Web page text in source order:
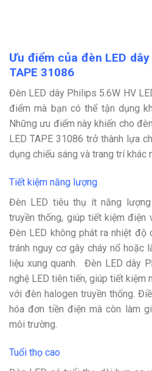
Ưu điểm của đèn LED
TAPE 31086
Đèn LED dây Philips 5.6W HV
điểm mà bạn có thể tận dụng
Những ưu điểm này khiến cho
LED TAPE 31086 trở thành lựa
dụng chiếu sáng và trang trí khác
Tiết kiệm năng lượng
Đèn LED tiêu thụ ít năng
truyền thống, giúp tiết kiệm điện
Đèn LED không phát ra nhiệt độ
tránh nguy cơ gây cháy nổ hoặc
liệu xung quanh. Đèn LED dây
nghệ LED tiên tiến, giúp tiết kiệm
với đèn halogen truyền thống.
hóa đơn tiền điện mà còn làm
môi trường.
Tuổi thọ cao